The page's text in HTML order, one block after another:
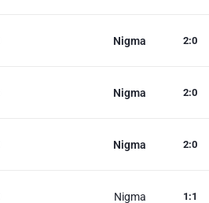
Nigma 2:0
Nigma 2:0
Nigma 2:0
Nigma 1 :1